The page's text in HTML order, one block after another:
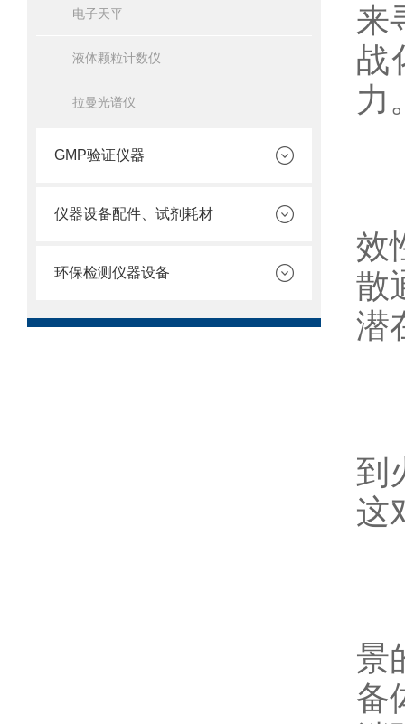
电子天平
液体颗粒计数仪
拉曼光谱仪
GMP验证仪器
仪器设备配件、试剂耗材
环保检测仪器设备
来
战
力
效
散
潜
到
这
景
备